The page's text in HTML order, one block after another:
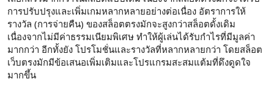
การปรับปรุงและเพิ่มเกมหลากหลายอย่างต่อเนื่อง อัตราการให้
รางวัล (การจ่ายคืน) ของสล็อตตรงมักจะสูงกว่าสล็อตดั้งเดิม
เนื่องจากไม่มีค่าธรรมเนียมพิเศษ ทำให้ผู้เล่นได้รับกำไรที่มีมูลค่า
มากกว่า อีกทั้งยัง โปรโมชั่นและรางวัลที่หลากหลายกว่า โดยสล็อต
เว็บตรงมักมีข้อเสนอเพิ่มเติมและโปรแกรมสะสมแต้มที่ดึงดูดใจ
มากขึ้น